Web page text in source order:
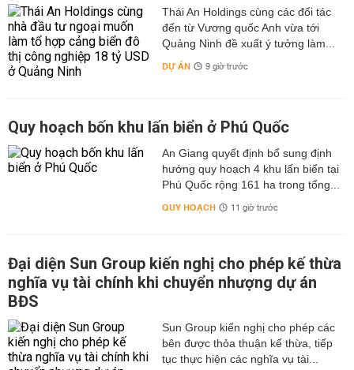
Thái An Holdings cùng các đối tác
đến từ Vương quốc Anh vừa tới
Quảng Ninh đề xuất ý tưởng làm...
DỰ ÁN 9 giờ trước
Quy hoạch bốn khu lấn biển ở Phú Quốc
An Giang quyết định bổ sung định
hướng quy hoạch 4 khu lấn biển tại
Phú Quốc rộng 161 ha trong tổng...
QUY HOẠCH 11 giờ trước
Đại diện Sun Group kiến nghị cho phép kế thừa
nghĩa vụ tài chính khi chuyển nhượng dự án
BĐS
Sun Group kiến nghị cho phép các
bên được thỏa thuận kế thừa, tiếp
tục thực hiện các nghĩa vụ tài...